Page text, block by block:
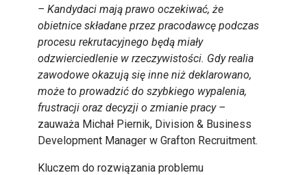
– Kandydaci mają prawo oczekiwać, że
obietnice składane przez pracodawcę podczas
procesu rekrutacyjnego będą miały
odzwierciedlenie w rzeczywistości. Gdy realia
zawodowe okazują się inne niż deklarowano,
może to prowadzić do szybkiego wypalenia,
frustracji oraz decyzji o zmianie pracy –
zauważa Michał Piernik, Division & Business
Development Manager w Grafton Recruitment.
Kluczem do rozwiązania problemu